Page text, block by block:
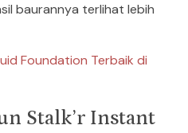
baurannya terlihat lebih
Foundation Terbaik di
Stalk’r Instant